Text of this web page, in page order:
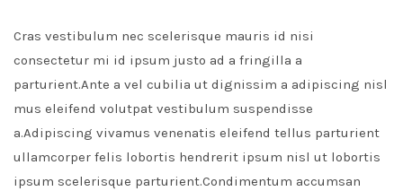
Cras vestibulum nec scelerisque mauris id nisi
consectetur mi id ipsum justo ad a fringilla a
parturient.Ante a vel cubilia ut dignissim a adipiscing nisl
mus eleifend volutpat vestibulum suspendisse
a.Adipiscing vivamus venenatis eleifend tellus parturient
ullamcorper felis lobortis hendrerit ipsum nisl ut lobortis
ipsum scelerisque parturient.Condimentum accumsan